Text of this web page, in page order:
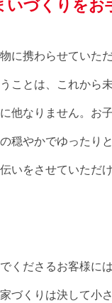
いづくりをお
に携わらせていた
ことは、これから
他なりません。お
穏やかでゆったり
いをさせていただ
くださるお客様に
づくりは決して小